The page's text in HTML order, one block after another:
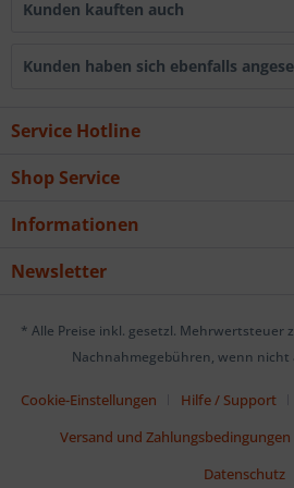
Kunden kauften auch
Kunden haben sich ebenfalls
Service Hotline
Shop Service
Informationen
Newsletter
* Alle Preise inkl. gesetzl. Mehrwertsteuer
Nachnahmegebühren, wenn nicht
Cookie-Einstellungen Hilfe / Support
Versand und Zahlungsbedingungen
Datenschutz